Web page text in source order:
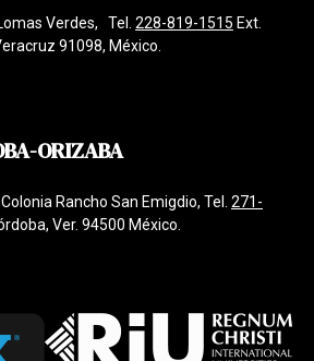
Verdes, Tel. 228-819-1515 Ext.
91098, México.
ORIZABA
Rancho San Emigdio, Tel. 271-
Ver. 94500 México.